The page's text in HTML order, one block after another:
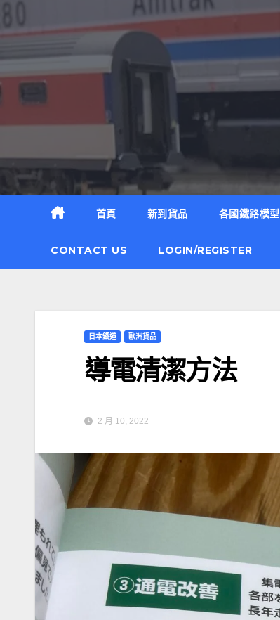
to
首頁 新到貨品 各國鐵路模型
CONTACT US LOGIN/REGISTER
日本鐡道 歐洲貨品
導電清潔方法
2 月 10, 2022